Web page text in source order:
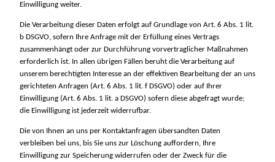
Einwilligung weiter.
Die Verarbeitung dieser Daten erfolgt auf Grundlage von Art. 6 Abs. 1 lit.
b DSGVO, sofern Ihre Anfrage mit der Erfüllung eines Vertrags
zusammenhängt oder zur Durchführung vorvertraglicher Maßnahmen
erforderlich ist. In allen übrigen Fällen beruht die Verarbeitung auf
unserem berechtigten Interesse an der effektiven Bearbeitung der an uns
gerichteten Anfragen (Art. 6 Abs. 1 lit. f DSGVO) oder auf Ihrer
Einwilligung (Art. 6 Abs. 1 lit. a DSGVO) sofern diese abgefragt wurde;
die Einwilligung ist jederzeit widerrufbar.
Die von Ihnen an uns per Kontaktanfragen übersandten Daten
verbleiben bei uns, bis Sie uns zur Löschung auffordern, Ihre
Einwilligung zur Speicherung widerrufen oder der Zweck für die